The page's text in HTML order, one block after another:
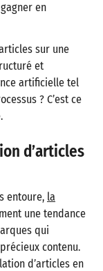
en
sur une
et
artificielle tel
? C’est ce
d’articles
entoure, la
une tendance
qui
contenu.
d’articles en